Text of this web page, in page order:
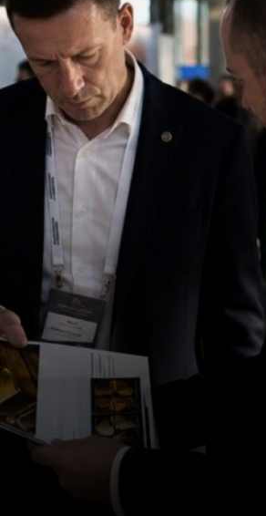
Moscou Racontent
Histoire